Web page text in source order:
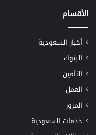
الأقسام
أخبار السعودية
البنوك
التأمين
العمل
المرور
خدمات السعودية